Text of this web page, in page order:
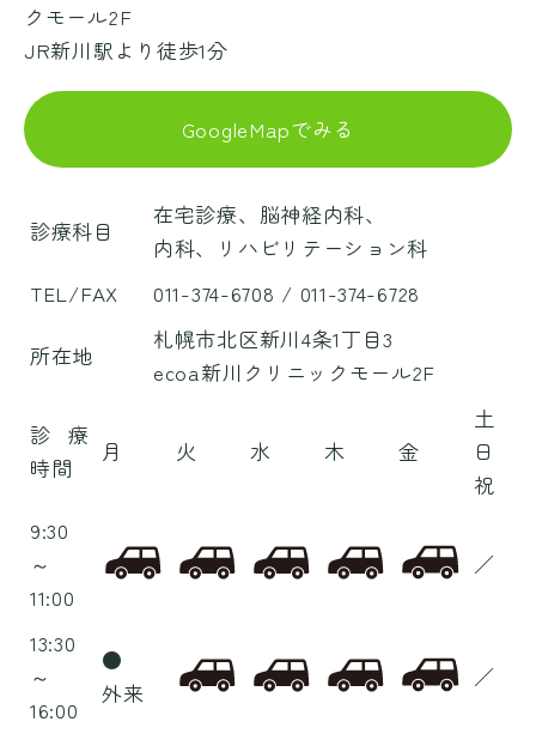
クモール2F
JR新川駅より徒歩1分
GoogleMapでみる
診療科目
在宅診療、脳神経内科、
内科、リハビリテーション科
TEL/FAX
011-374-6708 / 011-374-6728
所在地
札幌市北区新川4条1丁目3
ecoa新川クリニックモール2F
診療
時間
月 火 水 木 金
土
日
祝
9:30
～
11:00
／
13:30
～
16:00
●
外来
／